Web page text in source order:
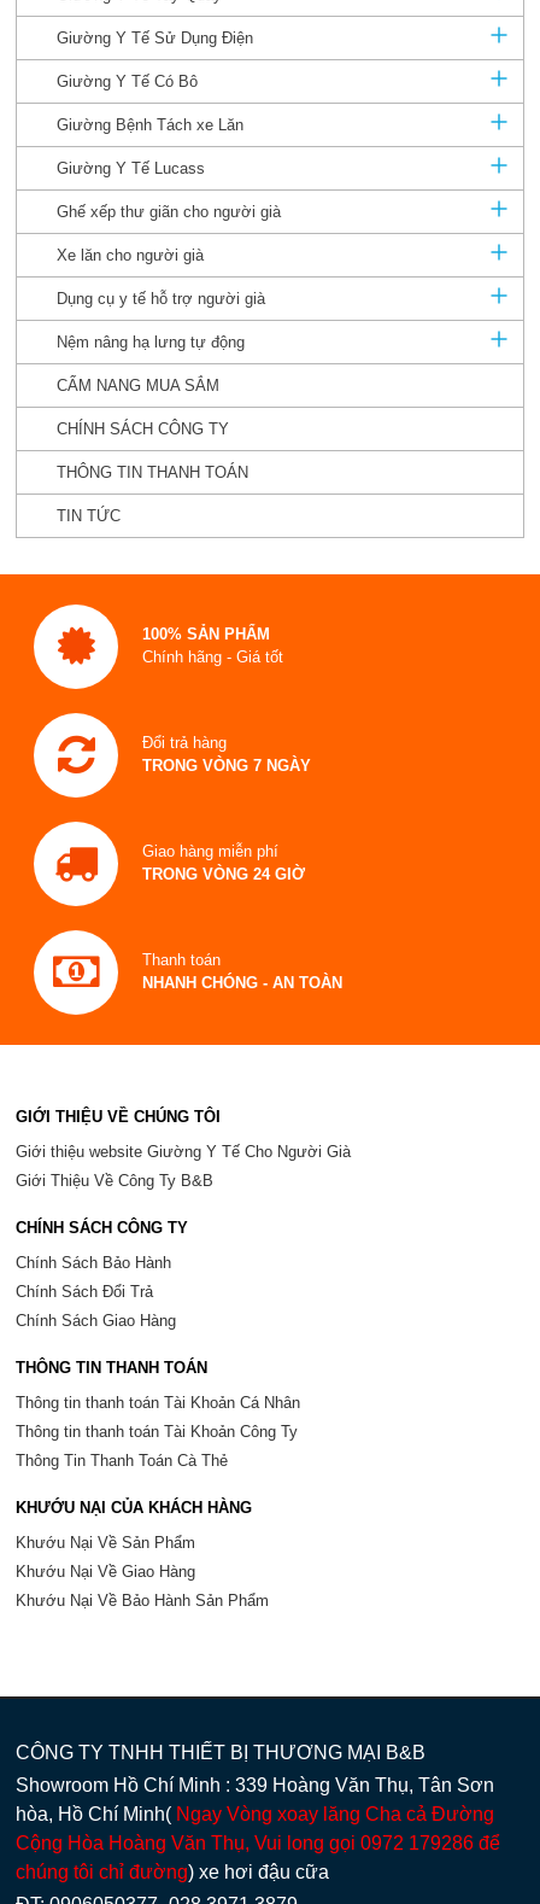
Giường Y Tế Sử Dụng Điện
Giường Y Tế Có Bô
Giường Bệnh Tách xe Lăn
Giường Y Tế Lucass
Ghế xếp thư giãn cho người già
Xe lăn cho người già
Dụng cụ y tế hỗ trợ người già
Nệm nâng hạ lưng tự động
CẨM NANG MUA SẮM
CHÍNH SÁCH CÔNG TY
THÔNG TIN THANH TOÁN
TIN TỨC
100% SẢN PHẨM
Chính hãng - Giá tốt
Đổi trả hàng
TRONG VÒNG 7 NGÀY
Giao hàng miễn phí
TRONG VÒNG 24 GIỜ
Thanh toán
NHANH CHÓNG - AN TOÀN
GIỚI THIỆU VỀ CHÚNG TÔI
Giới thiệu website Giường Y Tế Cho Người Già
Giới Thiệu Về Công Ty B&B
CHÍNH SÁCH CÔNG TY
Chính Sách Bảo Hành
Chính Sách Đổi Trả
Chính Sách Giao Hàng
THÔNG TIN THANH TOÁN
Thông tin thanh toán Tài Khoản Cá Nhân
Thông tin thanh toán Tài Khoản Công Ty
Thông Tin Thanh Toán Cà Thẻ
KHƯỚU NẠI CỦA KHÁCH HÀNG
Khướu Nại Về Sản Phẩm
Khướu Nại Về Giao Hàng
Khướu Nại Về Bảo Hành Sản Phẩm
CÔNG TY TNHH THIẾT BỊ THƯƠNG MẠI B&B
Showroom Hồ Chí Minh : 339 Hoàng Văn Thụ, Tân Sơn
hòa, Hồ Chí Minh( Ngay Vòng xoay lăng Cha cả Đường
Cộng Hòa Hoàng Văn Thụ, Vui long gọi 0972 179286 để
chúng tôi chỉ đường) xe hơi đậu cữa